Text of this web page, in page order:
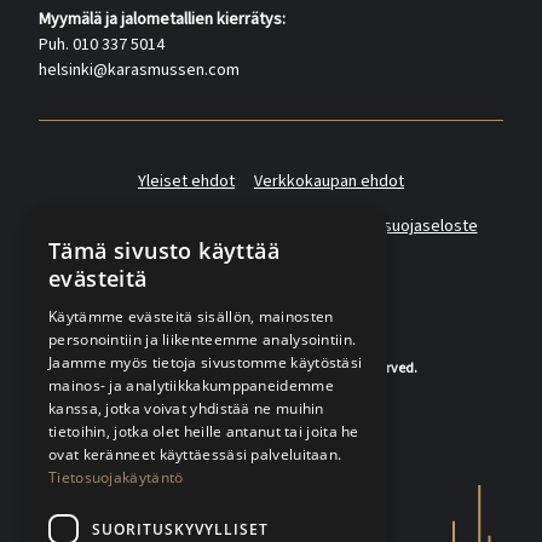
Myymälä ja jalometallien kierrätys:
Puh. 010 337 5014
helsinki@karasmussen.com
Yleiset ehdot
Verkkokaupan ehdot
Asiakas- ja suoramarkkinointirekisterin tietosuojaseloste
© 2020-2026 K.A.Rasmussen. All rights reserved.
Tämä sivusto käyttää
evästeitä
Käytämme evästeitä sisällön, mainosten
personointiin ja liikenteemme analysointiin.
Jaamme myös tietoja sivustomme käytöstäsi
mainos- ja analytiikkakumppaneidemme
kanssa, jotka voivat yhdistää ne muihin
tietoihin, jotka olet heille antanut tai joita he
ovat keränneet käyttäessäsi palveluitaan.
Tietosuojakäytäntö
SUORITUSKYVYLLISET